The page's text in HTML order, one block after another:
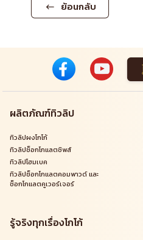
ย้อนกลับ
ผลิตภัณฑ์ทิวลิป
ทิวลิปผงโกโก้
ทิวลิปช็อกโกแลตชิพส์
ทิวลิปโฮมเบค
ทิวลิปช็อกโกแลตคอมพาวด์ และ
ช็อกโกแลตคูเวอร์เจอร์
รู้จริงทุกเรื่องโกโก้